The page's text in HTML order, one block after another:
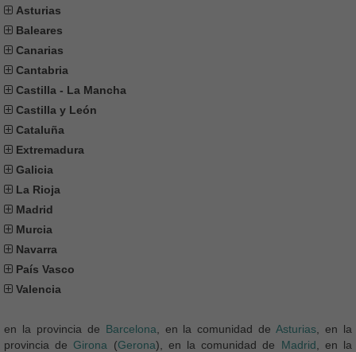
Asturias
Baleares
Canarias
Cantabria
Castilla - La Mancha
Castilla y León
Cataluña
Extremadura
Galicia
La Rioja
Madrid
Murcia
Navarra
País Vasco
Valencia
en la provincia de Barcelona , en la comunidad deAsturias , en la
provincia de Girona (Gerona), en la comunidad de Madrid , en la